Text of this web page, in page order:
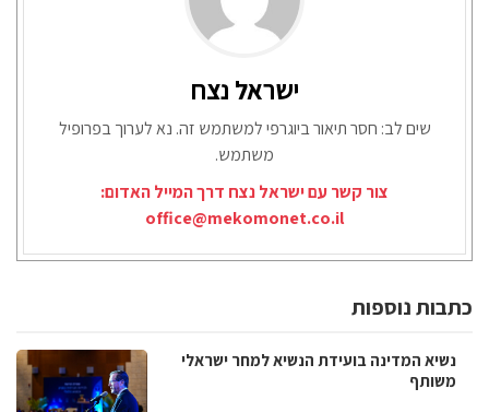
ישראל נצח
שים לב: חסר תיאור ביוגרפי למשתמש זה. נא לערוך בפרופיל
משתמש.
צור קשר עם ישראל נצח דרך המייל האדום:
office@mekomonet.co.il
כתבות נוספות
נשיא המדינה בועידת הנשיא למחר ישראלי
משותף